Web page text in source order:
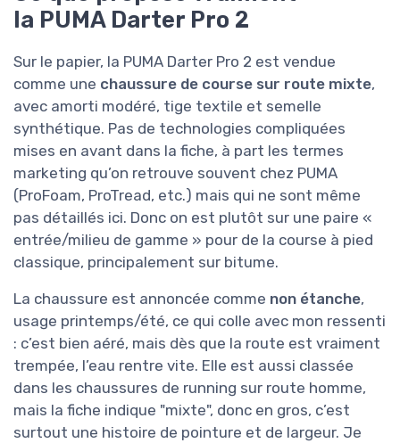
la PUMA Darter Pro 2
Sur le papier, la PUMA Darter Pro 2 est vendue
comme une chaussure de course sur route mixte,
avec amorti modéré, tige textile et semelle
synthétique. Pas de technologies compliquées
mises en avant dans la fiche, à part les termes
marketing qu’on retrouve souvent chez PUMA
(ProFoam, ProTread, etc.) mais qui ne sont même
pas détaillés ici. Donc on est plutôt sur une paire «
entrée/milieu de gamme » pour de la course à pied
classique, principalement sur bitume.
La chaussure est annoncée comme non étanche,
usage printemps/été, ce qui colle avec mon ressenti
: c’est bien aéré, mais dès que la route est vraiment
trempée, l’eau rentre vite. Elle est aussi classée
dans les chaussures de running sur route homme,
mais la fiche indique "mixte", donc en gros, c’est
surtout une histoire de pointure et de largeur. Je